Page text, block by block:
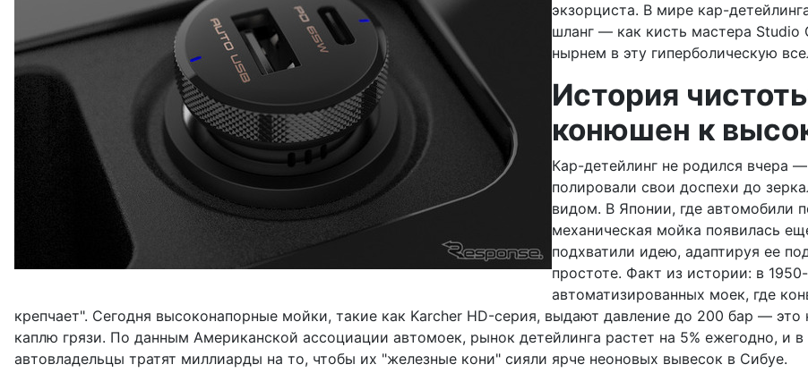
экзорциста. В мире кар-
шланг — как кисть мастера Studio
нырнем в эту гиперболическую
История
конюшен к
Кар-детейлинг не родился вчера
полировали свои доспехи до
видом. В Японии, где автомобили
механическая мойка появилась
подхватили идею, адаптируя ее
простоте. Факт из истории: в
автоматизированных моек, где
крепчает". Сегодня высоконапорные мойки, такие как Karcher HD-серия, выдают давление до 200 бар —
каплю грязи. По данным Американской ассоциации автомоек, рынок детейлинга растет на 5% ежегодно, и
автовладельцы тратят миллиарды на то, чтобы их "железные кони" сияли ярче неоновых вывесок в Сибуе.